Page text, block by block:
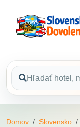
Domov Slovensko